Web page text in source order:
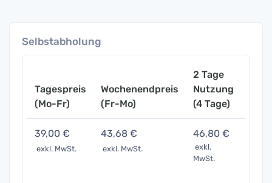
Selbstabholung
Tagespreis
(Mo-Fr)
Wochenendpreis
(Fr-Mo)
2 Tage
Nutzung
(4 Tage)
39,00 €
exkl. MwSt.
43,68 €
exkl. MwSt.
46,80 €
exkl.
MwSt.